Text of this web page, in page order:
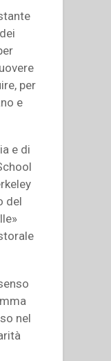
per
e
e di
del
nel